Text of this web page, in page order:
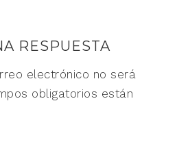
RESPUESTA
electrónico no será
obligatorios están